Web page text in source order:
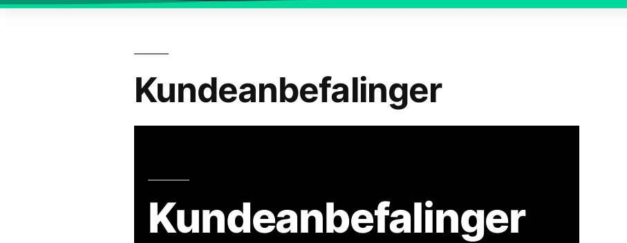
Kundeanbefalinger
Kundeanbefalinger